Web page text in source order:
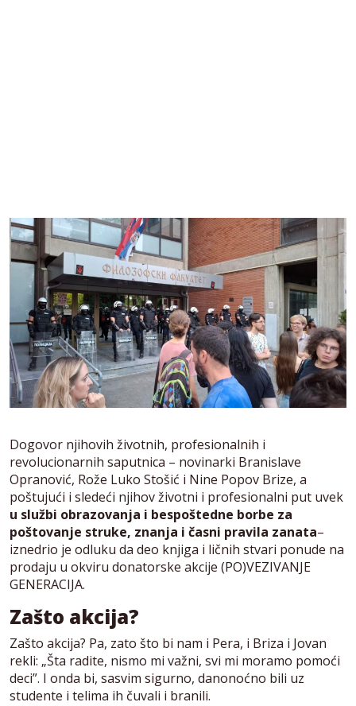
Dogovor njihovih životnih, profesionalnih i
revolucionarnih saputnica – novinarki Branislave
Opranović, Rože Luko Stošić i Nine Popov Brize, a
poštujući i sledeći njihov životni i profesionalni put uvek
u službi obrazovanja i bespoštedne borbe za
poštovanje struke, znanja i časni pravila zanata–
iznedrio je odluku da deo knjiga i ličnih stvari ponude na
prodaju u okviru donatorske akcije (PO)VEZIVANJE
GENERACIJA.
Zašto akcija?
Zašto akcija? Pa, zato što bi nam i Pera, i Briza i Jovan
rekli: „Šta radite, nismo mi važni, svi mi moramo pomoći
deci”. I onda bi, sasvim sigurno, danonoćno bili uz
studente i telima ih čuvali i branili.